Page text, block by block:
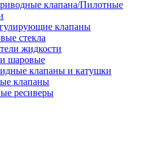
клапана/Пилотные
клапаны
стекла
жидкости
шаровые
клапаны и катушки
клапаны
ресиверы